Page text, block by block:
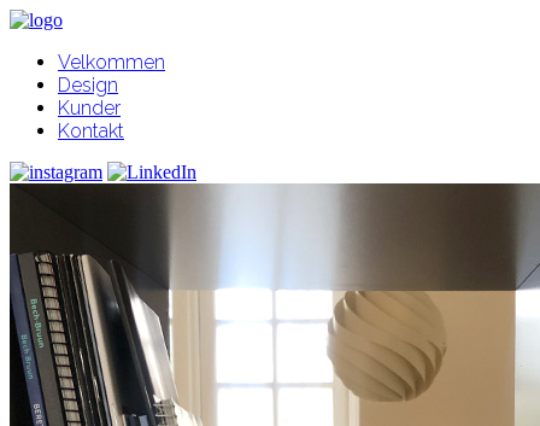
Velkommen
Design
Kunder
Kontakt